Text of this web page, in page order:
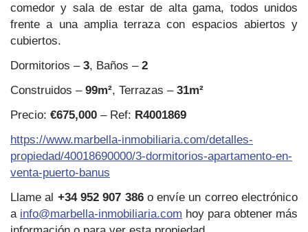
comedor y sala de estar de alta gama, todos unidos
frente a una amplia terraza con espacios abiertos y
cubiertos.
Dormitorios – 3, Baños – 2
Construidos – 99m², Terrazas – 31m²
Precio: €675,000 – Ref: R4001869
https://www.marbella-inmobiliaria.com/detalles-
propiedad/40018690000/3-dormitorios-apartamento-en-
venta-puerto-banus
Llame al +34 952 907 386o envíe un correo electrónico
a info@marbella-inmobiliaria.com hoy para obtener más